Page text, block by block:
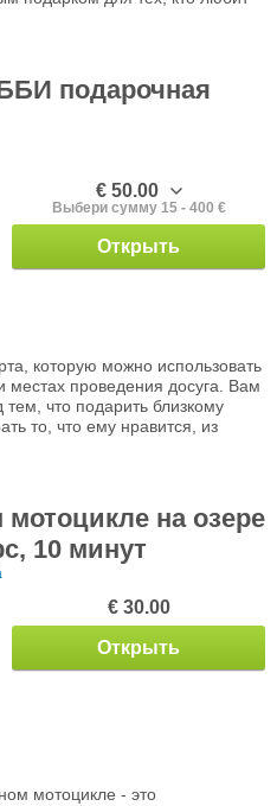
подарочная
€ 50.00
Выбери сумму 15 - 400 €
Открыть
которую можно использовать
местах проведения досуга. Вам
что подарить близкому
то, что ему нравится, из
на озере
10 минут
€ 30.00
Открыть
мотоцикле - это